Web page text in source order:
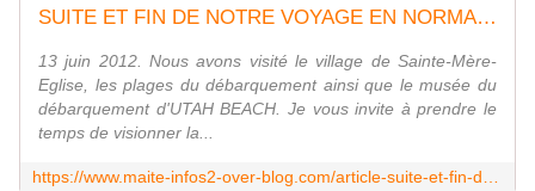
SUITE ET FIN DE NOTRE VOYAGE EN NORMANDIE - Le blog de maïté-infos
13 juin 2012. Nous avons visité le village de Sainte-Mère-
Eglise, les plages du débarquement ainsi que le musée du
débarquement d'UTAH BEACH. Je vous invite à prendre le
temps de visionner la...